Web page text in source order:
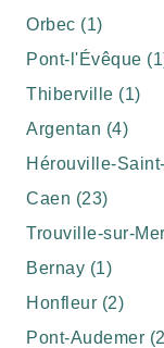
Orbec (1)
Pont-l'Évêque
Thiberville (1)
Argentan (4)
Hérouville-
Caen (23)
Trouville-sur-
Bernay (1)
Honfleur (2)
Pont-Audemer